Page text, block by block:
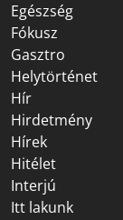
Egészség
Fókusz
Gasztro
Helytörténet
Hír
Hirdetmény
Hírek
Hitélet
Interjú
Itt lakunk